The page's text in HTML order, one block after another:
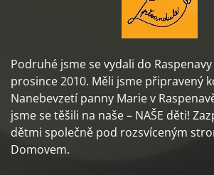
Podruhé jsme se vydali do
prosince 2010. Měli jsme připravený
Nanebevzetí panny Marie v
jsme se těšili na naše – NAŠE děti!
dětmi společně pod rozsvíceným
Domovem.